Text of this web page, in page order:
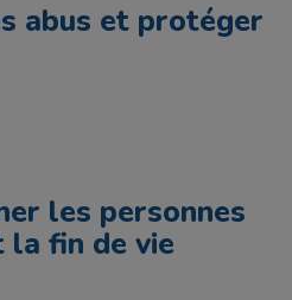
abus et protéger
les personnes
la fin de vie